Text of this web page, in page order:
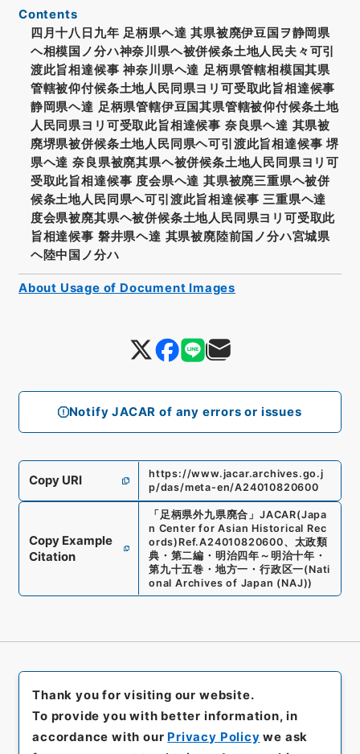
Notify JACAR of any errors or issues
Contents
四月十八日九年 足柄県ヘ達 其県被廃伊豆国ヲ静岡県
ヘ相模国ノ分ハ神奈川県ヘ被併候条土地人民夫々可引
渡此旨相達候事 神奈川県ヘ達 足柄県管轄相模国其県
管轄被仰付候条土地人民同県ヨリ可受取此旨相達候事
静岡県ヘ達 足柄県管轄伊豆国其県管轄被仰付候条土地
人民同県ヨリ可受取此旨相達候事 奈良県ヘ達 其県被
廃堺県被併候条土地人民同県ヘ可引渡此旨相達候事 堺
県ヘ達 奈良県被廃其県ヘ被併候条土地人民同県ヨリ可
受取此旨相達候事 度会県ヘ達 其県被廃三重県ヘ被併
候条土地人民同県ヘ可引渡此旨相達候事 三重県ヘ達
度会県被廃其県ヘ被併候条土地人民同県ヨリ可受取此
旨相達候事 磐井県ヘ達 其県被廃陸前国ノ分ハ宮城県
ヘ陸中国ノ分ハ
Copy URI
https://www.jacar.archives.go.j
p/das/meta-en/A24010820600
Copy Example
Citation
「 足柄県外九県廃合 」 JACAR(Japa
n Center for Asian Historical Rec
ords) Ref.A24010820600、 太政類
典・第二編・明治四年～明治十年・
第九十五巻・地方一・行政区一(Nati
onal Archives of Japan (NAJ))
About Usage of Document Images
Thank you for visiting our website.
To provide you with better information, in
accordance with our Privacy Policy we ask